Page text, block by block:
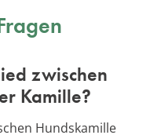
zwischen
Kamille?
Hundskamille